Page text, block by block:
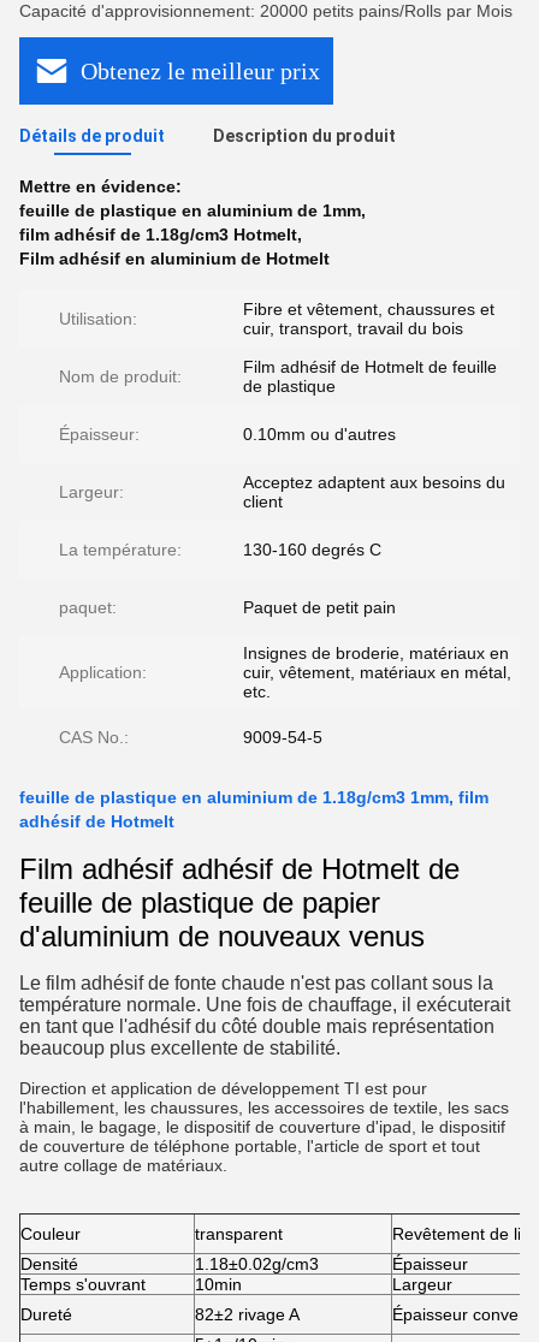
Capacité d'approvisionnement: 20000 petits pains/Rolls par Mois
Obtenez le meilleur prix
Détails de produit Description du produit
Mettre en évidence:
feuille de plastique en aluminium de 1mm,
film adhésif de 1.18g/cm3 Hotmelt,
Film adhésif en aluminium de Hotmelt
Utilisation:
Fibre et vêtement, chaussures et
cuir, transport, travail du bois
Nom de produit:
Film adhésif de Hotmelt de feuille
de plastique
Épaisseur: 0.10mm ou d'autres
Largeur:
Acceptez adaptent aux besoins du
client
La température: 130-160 degrés C
paquet: Paquet de petit pain
Application:
Insignes de broderie, matériaux en
cuir, vêtement, matériaux en métal,
etc.
CAS No.: 9009-54-5
feuille de plastique en aluminium de 1.18g/cm3 1mm, film
adhésif de Hotmelt
Film adhésif adhésif de Hotmelt de
feuille de plastique de papier
d'aluminium de nouveaux venus
Le film adhésif de fonte chaude n'est pas collant sous la
température normale. Une fois de chauffage, il exécuterait
en tant que l'adhésif du côté double mais représentation
beaucoup plus excellente de stabilité.
Direction et application de développement TI est pour
l'habillement, les chaussures, les accessoires de textile, les sacs
à main, le bagage, le dispositif de couverture d'ipad, le dispositif
de couverture de téléphone portable, l'article de sport et tout
autre collage de matériaux.
Couleur transparent
Revêtement de
Densité
1.18±0.02g/cm3
Épaisseur
Temps s'ouvrant
10min
Largeur
Dureté
82±2 rivage A Épaisseur